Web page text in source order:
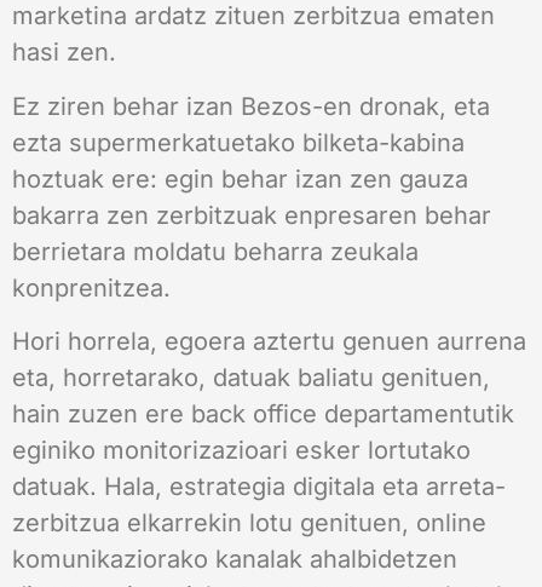
marketina ardatz zituen zerbitzua ematen
hasi zen.
Ez ziren behar izan Bezos-en dronak, eta
ezta supermerkatuetako bilketa-kabina
hoztuak ere: egin behar izan zen gauza
bakarra zen zerbitzuak enpresaren behar
berrietara moldatu beharra zeukala
konprenitzea.
Hori horrela, egoera aztertu genuen aurrena
eta, horretarako, datuak baliatu genituen,
hain zuzen ere back office departamentutik
eginiko monitorizazioari esker lortutako
datuak. Hala, estrategia digitala eta arreta-
zerbitzua elkarrekin lotu genituen, online
komunikaziorako kanalak ahalbidetzen